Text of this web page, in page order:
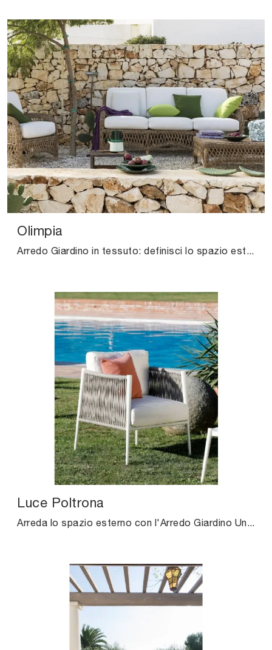
Olimpia
Arredo Giardino in tessuto: definisci lo spazio esterno con svariate offerte di divani da giardino dell'azienda Unopiu.
Luce Poltrona
Arreda lo spazio esterno con l'Arredo Giardino Unopiu! Set e poltroncine da giardino in tessuto, come il modello Luce Poltrona, ti attendono!